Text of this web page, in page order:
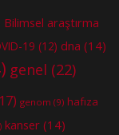
Bilimsel araştırma
19 (12) dna (14)
genel (22)
genom (9) hafıza
kanser (14)